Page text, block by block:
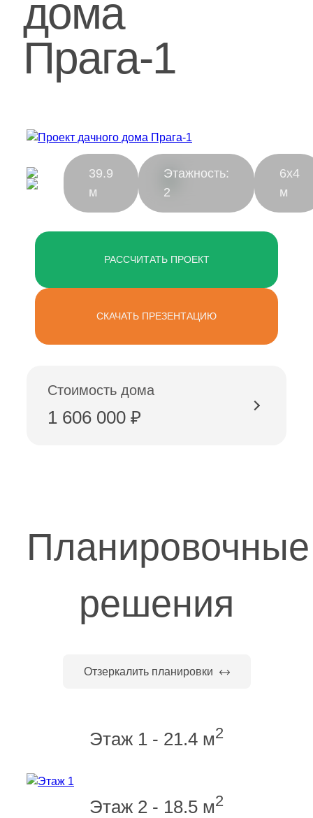
Дачные дома
[ о компании ]
Построенные объекты
Отзывы о компании
[ выставочный дом-офис ]
г. Владимир,
[ наши соцсети ]
дома
Прага-1
39.9
м
Этажность:
2
6х4
м
РАССЧИТАТЬ ПРОЕКТ
СКАЧАТЬ ПРЕЗЕНТАЦИЮ
Стоимость дома
1 606 000 ₽
Планировочные
решения
Отзеркалить планировки
Этаж 1 - 21.4 м2
Этаж 2 - 18.5 м2